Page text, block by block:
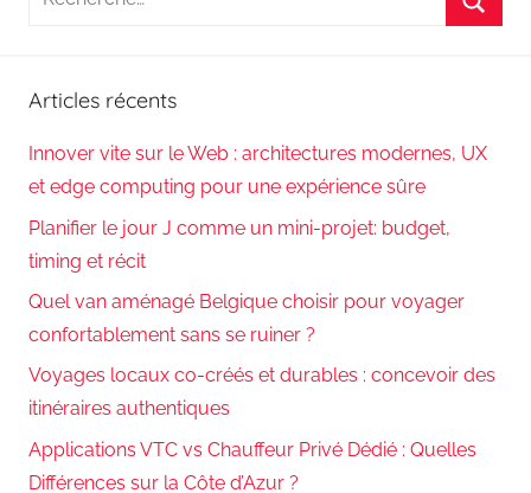
Articles récents
Innover vite sur le Web : architectures modernes, UX
et edge computing pour une expérience sûre
Planifier le jour J comme un mini-projet: budget,
timing et récit
Quel van aménagé Belgique choisir pour voyager
confortablement sans se ruiner ?
Voyages locaux co-créés et durables : concevoir des
itinéraires authentiques
Applications VTC vs Chauffeur Privé Dédié : Quelles
Différences sur la Côte d’Azur ?